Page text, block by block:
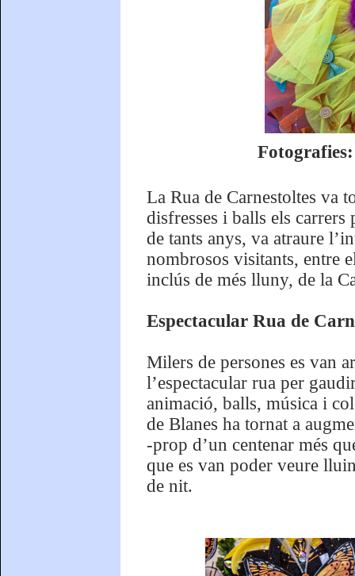
La Rua de Carnestoltes va
disfresses i balls els
de tants anys, va atraure
nombrosos visitants, entre
inclús de més lluny, de la
Espectacular Rua de
Milers de persones es van
l’espectacular rua per
animació, balls, música i
de Blanes ha tornat a
-prop d’un centenar més
que es van poder veure
de nit.